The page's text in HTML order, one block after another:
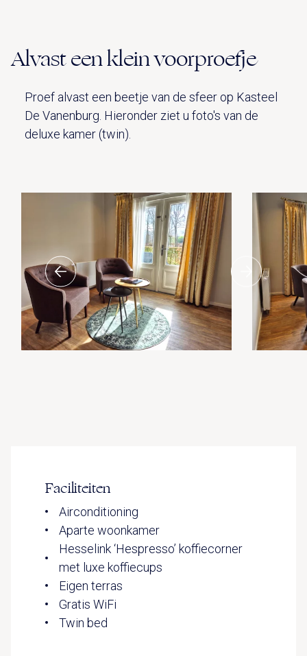
Alvast een klein voorproefje
Proef alvast een beetje van de sfeer op Kasteel
De Vanenburg. Hieronder ziet u foto's van de
deluxe kamer (twin).
Faciliteiten
Airconditioning
Aparte woonkamer
Hesselink ‘Hespresso’ koffiecorner
met luxe koffiecups
Eigen terras
Gratis WiFi
Twin bed